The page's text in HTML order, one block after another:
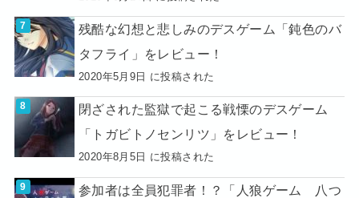
残酷な幻想と悲しみのデスゲーム「鈍色のバ
タフライ」をレビュー！
2020年5月9日 に投稿された
閉ざされた監獄で起こる戦慄のデスゲーム
「トガビトノセンリツ」をレビュー！
2020年8月5日 に投稿された
参加者は全員犯罪者！？「人狼ゲーム 八つ